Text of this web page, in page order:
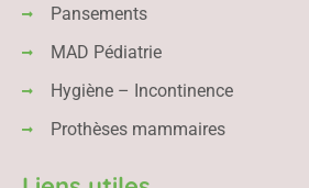
Pansements
MAD Pédiatrie
Hygiène – Incontinence
Prothèses mammaires